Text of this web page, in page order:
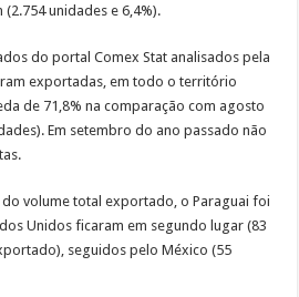
(2.754 unidades e 6,4%).
do portal Comex Stat analisados pela
exportadas, em todo o território
de 71,8% na comparação com agosto
Em setembro do ano passado não
do volume total exportado, o Paraguai foi
Unidos ficaram em segundo lugar (83
seguidos pelo México (55